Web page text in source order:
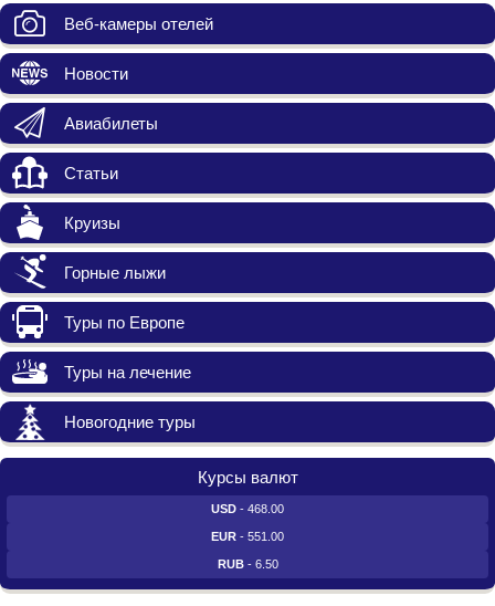
Веб-камеры отелей
Новости
Авиабилеты
Статьи
Круизы
Горные лыжи
Туры по Европе
Туры на лечение
Новогодние туры
Курсы валют
USD - 468.00
EUR - 551.00
RUB- 6.50